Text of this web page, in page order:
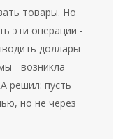
товары. Но
эти операции -
доллары
- возникла
решил: пусть
но не через